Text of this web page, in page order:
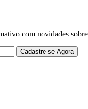
com novidades